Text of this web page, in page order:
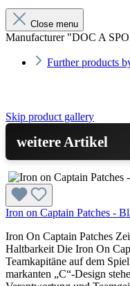
Close menu
Manufacturer "DOC A
Further products
Skip product gallery
weitere Artikel
Iron on Captain Patches -
Iron On Captain Patches
Haltbarkeit Die Iron On
Teamkapitäne auf dem
markanten „C“-Design